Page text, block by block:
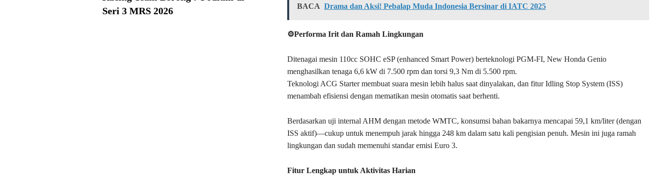
Seri 3 MRS 2026
BACA Drama dan Aksi! Pebalap Muda Indonesia Bersinar di IATC 2025
⚙Performa Irit dan Ramah Lingkungan
Ditenagai mesin 110cc SOHC eSP (enhanced Smart Power) berteknologi PGM-FI, New Honda Genio
menghasilkan tenaga 6,6 kW di 7.500 rpm dan torsi 9,3 Nm di 5.500 rpm.
Teknologi ACG Starter membuat suara mesin lebih halus saat dinyalakan, dan fitur Idling Stop System (ISS)
menambah efisiensi dengan mematikan mesin otomatis saat berhenti.
Berdasarkan uji internal AHM dengan metode WMTC, konsumsi bahan bakarnya mencapai 59,1 km/liter (dengan
ISS aktif)—cukup untuk menempuh jarak hingga 248 km dalam satu kali pengisian penuh. Mesin ini juga ramah
lingkungan dan sudah memenuhi standar emisi Euro 3.
Fitur Lengkap untuk Aktivitas Harian